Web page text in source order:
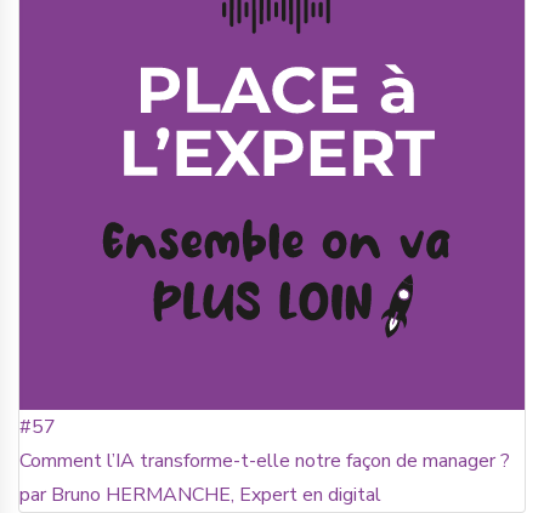
#57
Comment l’IA transforme-t-elle notre façon de manager ?
par Bruno HERMANCHE, Expert en digital